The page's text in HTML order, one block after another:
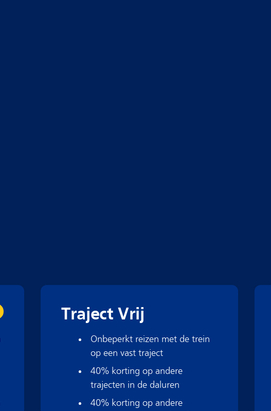
Traject Vrij
Onbeperkt reizen met de trein
op een vast traject
40% korting op andere
trajecten in de daluren
40% korting op andere